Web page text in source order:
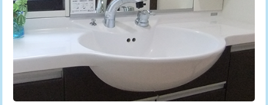
※給水管工事は20mmまでの価格です。
給水管工事※（塩ビ管（VP・HI）使
用/3ｍまで)
33,000円
給水管工事※（塩ビ管（VP・HI）使
用（追加）/3ｍ超え)
給水管工事※（ライニング鋼管・銅
管・ポリ管・HT管使用/3ｍまで)
44,000円
カメラ調査 33,000円
桝清掃
止水・漏水調査・防水処理・清掃・修
理・調整・分解・加工など（軽作業）
11,000円
止水・漏水調査・防水処理・清掃・修
22,000円